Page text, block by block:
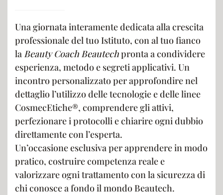
Una giornata interamente dedicata alla crescita
professionale del tuo Istituto, con al tuo fianco
la Beauty Coach Beautechpronta a condividere
esperienza, metodo e segreti applicativi. Un
incontro personalizzato per approfondire nel
dettaglio l’utilizzo delle tecnologie e delle linee
CosmecEtiche®, comprendere gli attivi,
perfezionare i protocolli e chiarire ogni dubbio
direttamente con l’esperta.
Un’occasione esclusiva per apprendere in modo
pratico, costruire competenza reale e
valorizzare ogni trattamento con la sicurezza di
chi conosce a fondo il mondo Beautech.